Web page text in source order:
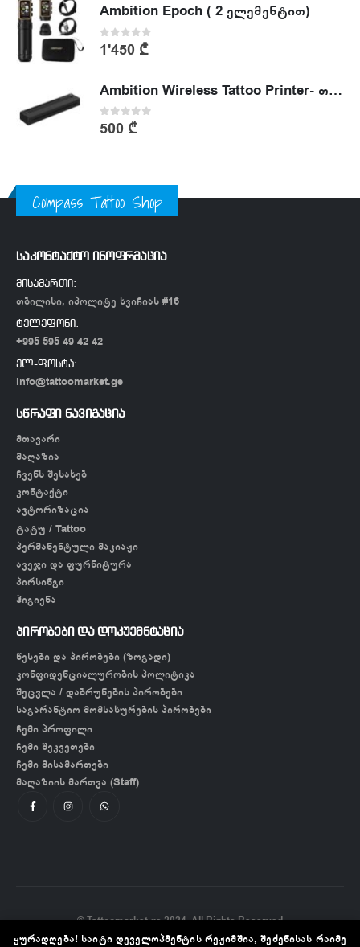
Ambition Epoch ( 2 ელემენტით)
0out of 5
1'450 ₾
Ambition Wireless Tattoo Printer- თერმული პრინტერი
0out of 5
500 ₾
Compass Tattoo Shop
საკონტაქტო ინოფრმაცია
მისამართი:
თბილისი, იპოლიტე ხვიჩიას #16
ტელეფონი:
+995 595 49 42 42
ელ-ფოსტა:
info@tattoomarket.ge
სწრაფი ნავიგაცია
მთავარი
მაღაზია
ჩვენს შესახებ
კონტაქტი
ავტორიზაცია
ტატუ / Tattoo
პერმანენტული მაკიაჟი
ავეჯი და ფურნიტურა
პირსინგი
ჰიგიენა
პირობები და დოკუემნტაცია
წესები და პირობები (ზოგადი)
კონფიდენციალურობის პოლიტიკა
შეცვლა / დაბრუნების პირობები
საგარანტიო მომსახურების პირობები
ჩემი პროფილი
ჩემი შეკვეთები
ჩემი მისამართები
მაღაზიის მართვა (Staff)
© Tattoomarket.ge 2024. All Rights Reserved
ყურადღება! საიტი დეველოპმენტის რეჟიმშია, შეძენისას რაიმე